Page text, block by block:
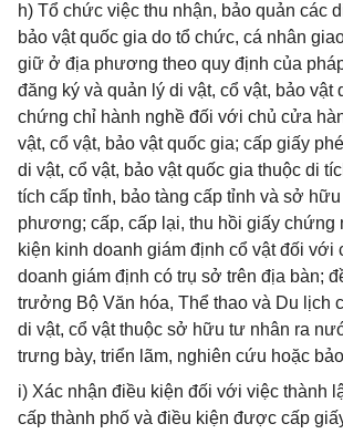
h) Tổ chức việc thu nhận, bảo quản các
bảo vật quốc gia do tổ chức, cá nhân
giữ ở địa phương theo quy định của
đăng ký và quản lý di vật, cổ vật, bảo vật
chứng chỉ hành nghề đối với chủ cửa
vật, cổ vật, bảo vật quốc gia; cấp giấy
di vật, cổ vật, bảo vật quốc gia thuộc di
tích cấp tỉnh, bảo tàng cấp tỉnh và sở
phương; cấp, cấp lại, thu hồi giấy chứng
kiện kinh doanh giám định cổ vật đối với
doanh giám định có trụ sở trên địa bàn;
trưởng Bộ Văn hóa, Thể thao và Du lịch
di vật, cổ vật thuộc sở hữu tư nhân ra
trưng bày, triển lãm, nghiên cứu hoặc
i) Xác nhận điều kiện đối với việc thành
cấp thành phố và điều kiện được cấp